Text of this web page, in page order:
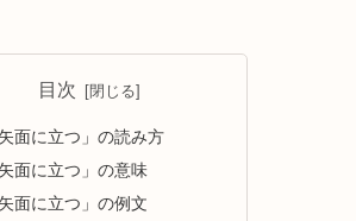
目次
矢面に立つ」の読み方
矢面に立つ」の意味
矢面に立つ」の例文